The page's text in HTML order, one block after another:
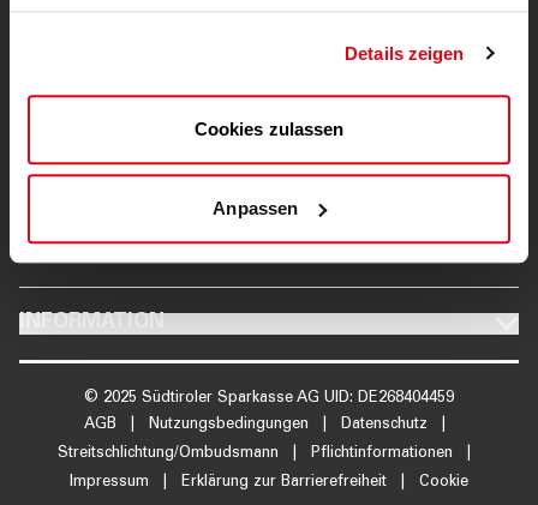
Details zeigen
Cookies zulassen
Anpassen
FOOTER PRIVATKUNDEN UND FAMILIEN
PRIVATKUNDEN UND
FOOTER ÜBER UNS
ÜBER UNS
© 2025 Südtiroler Sparkasse AG UID: DE268404459
AGB
Nutzungsbedingungen Datenschutz
Streitschlichtung/Ombudsmann
Pflichtinformationen
Impressum
Erklärung zur Barrierefreiheit Cookie